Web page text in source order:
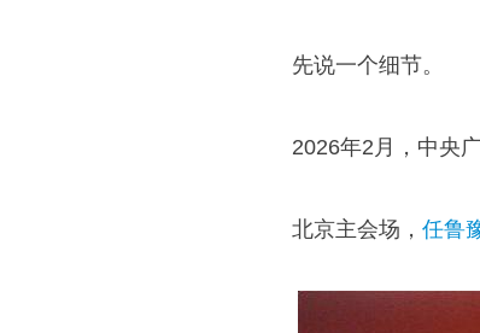
先说一个细节。
2026年2月，中央
北京主会场， 任鲁